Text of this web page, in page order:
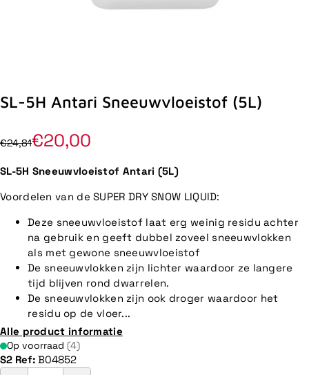
SL-5H Antari Sneeuwvloeistof (5L)
€24,81€20,00
SL-5H Sneeuwvloeistof Antari (5L)
Voordelen van de SUPER DRY SNOW LIQUID:
Deze sneeuwvloeistof laat erg weinig residu achter
na gebruik en geeft dubbel zoveel sneeuwvlokken
als met gewone sneeuwvloeistof
De sneeuwvlokken zijn lichter waardoor ze langere
tijd blijven rond dwarrelen.
De sneeuwvlokken zijn ook droger waardoor het
residu op de vloer...
Alle product informatie
Op voorraad (4)
S2 Ref: B04852